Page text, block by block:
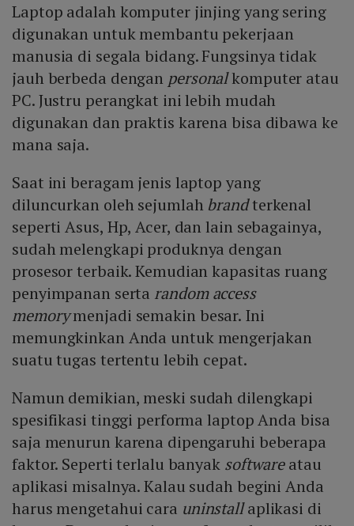
Laptop adalah komputer jinjing yang sering
digunakan untuk membantu pekerjaan
manusia di segala bidang. Fungsinya tidak
jauh berbeda dengan personalkomputer atau
PC. Justru perangkat ini lebih mudah
digunakan dan praktis karena bisa dibawa ke
mana saja.
Saat ini beragam jenis laptop yang
diluncurkan oleh sejumlah brandterkenal
seperti Asus, Hp, Acer, dan lain sebagainya,
sudah melengkapi produknya dengan
prosesor terbaik. Kemudian kapasitas ruang
penyimpanan serta random access
memorymenjadi semakin besar. Ini
memungkinkan Anda untuk mengerjakan
suatu tugas tertentu lebih cepat.
Namun demikian, meski sudah dilengkapi
spesifikasi tinggi performa laptop Anda bisa
saja menurun karena dipengaruhi beberapa
faktor. Seperti terlalu banyak softwareatau
aplikasi misalnya. Kalau sudah begini Anda
harus mengetahui cara uninstallaplikasi di